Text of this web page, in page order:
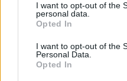
I want to opt-out of the
personal data.
Opted In
I want to opt-out of the
Personal Data.
Opted In
Algunas
La radio, sin lugar a
un después en el